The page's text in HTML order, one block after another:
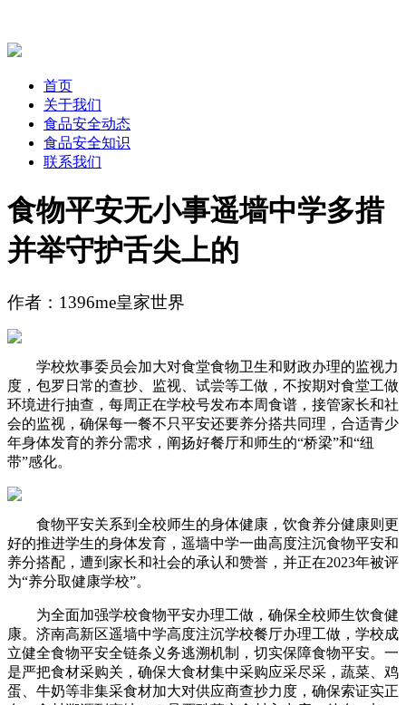
首页
关于我们
食品安全动态
食品安全知识
联系我们
食物平安无小事遥墙中学多措
并举守护舌尖上的
作者：1396me皇家世界
学校炊事委员会加大对食堂食物卫生和财政办理的监视力
度，包罗日常的查抄、监视、试尝等工做，不按期对食堂工做
环境进行抽查，每周正在学校号发布本周食谱，接管家长和社
会的监视，确保每一餐不只平安还要养分搭共同理，合适青少
年身体发育的养分需求，阐扬好餐厅和师生的“桥梁”和“纽
带”感化。
食物平安关系到全校师生的身体健康，饮食养分健康则更
好的推进学生的身体发育，遥墙中学一曲高度注沉食物平安和
养分搭配，遭到家长和社会的承认和赞誉，并正在2023年被评
为“养分取健康学校”。
为全面加强学校食物平安办理工做，确保全校师生饮食健
康。济南高新区遥墙中学高度注沉学校餐厅办理工做，学校成
立健全食物平安全链条义务逃溯机制，切实保障食物平安。一
是严把食材采购关，确保大食材集中采购应采尽采，蔬菜、鸡
蛋、牛奶等非集采食材加大对供应商查抄力度，确保索证实正